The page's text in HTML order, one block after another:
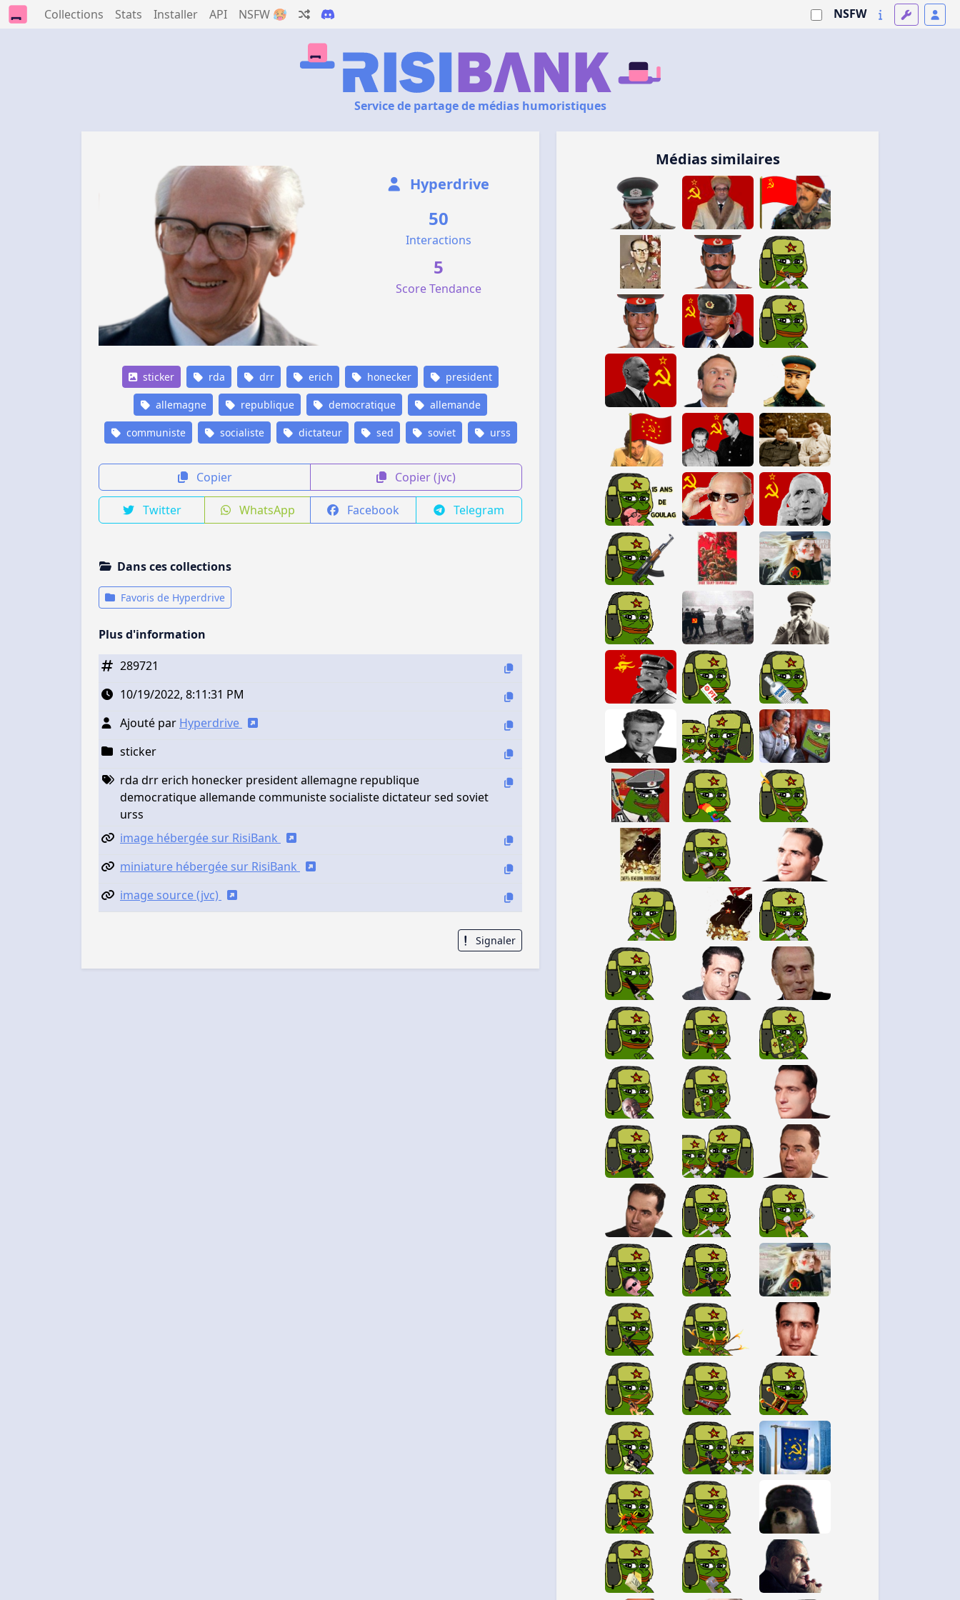
Collections Stats Installer API NSFW 🥵 NSFW
Service de partage de médias humoristiques
Hyperdrive
50
Interactions
5
Score Tendance
sticker rda drr erich honecker president
allemagne republique democratique allemande
communiste socialiste dictateur sed soviet urss
Copier Copier (jvc)
Twitter WhatsApp Facebook Telegram
Dans ces collections
Favoris de Hyperdrive
Plus d'information
289721
10/19/2022, 8:11:31 PM
Ajouté par Hyperdrive
sticker
rda drr erich honecker president allemagne republique
democratique allemande communiste socialiste dictateur sed soviet
urss
image hébergée sur RisiBank
miniature hébergée sur RisiBank
image source (jvc)
Signaler
Médias similaires